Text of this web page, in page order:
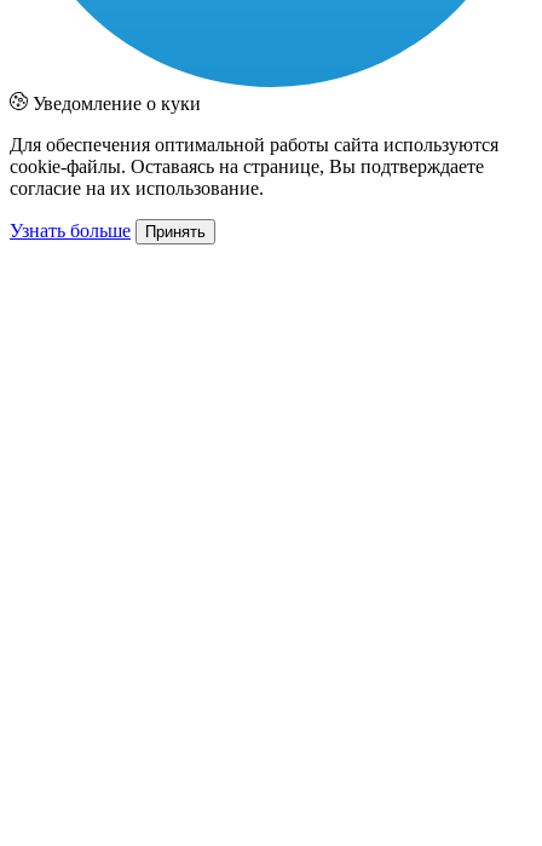
Уведомление о куки
Для обеспечения оптимальной работы сайта используются
cookie-файлы. Оставаясь на странице, Вы подтверждаете
согласие на их использование.
Узнать больше Принять